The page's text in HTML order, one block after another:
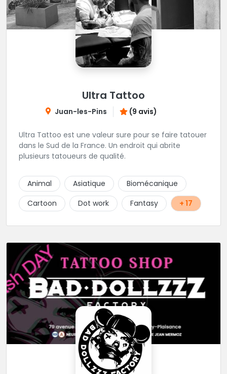
Ultra Tattoo
Juan-les-Pins (9 avis)
Ultra Tattoo est une valeur sure pour se faire tatouer
dans le Sud de la France. Un endroit qui abrite
plusieurs tatoueurs de qualité.
Animal Asiatique
Biomécanique
Cartoon
Dot work Fantasy + 17